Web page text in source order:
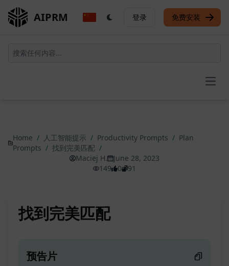
AIPRM 登录 免费安装
Home / 人工智能提示 / Productivity Prompts / Plan
Prompts / 找到完美匹配 /
Maciej H.
June 28, 2023
149
0 91
找到完美匹配
预告片